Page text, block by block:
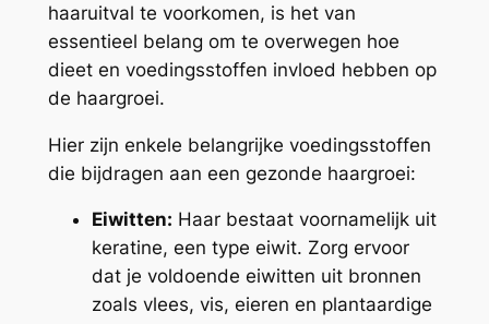
haaruitval te voorkomen, is het van
essentieel belang om te overwegen hoe
dieet en voedingsstoffen invloed hebben op
de haargroei.
Hier zijn enkele belangrijke voedingsstoffen
die bijdragen aan een gezonde haargroei:
Eiwitten: Haar bestaat voornamelijk uit
keratine, een type eiwit. Zorg ervoor
dat je voldoende eiwitten uit bronnen
zoals vlees, vis, eieren en plantaardige